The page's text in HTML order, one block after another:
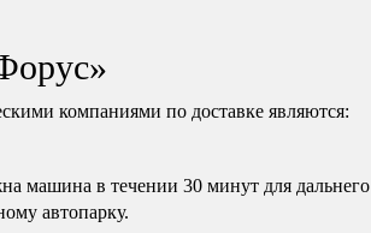
компаниями по доставке являются:
машина в течении 30 минут для дальнего
автопарку.